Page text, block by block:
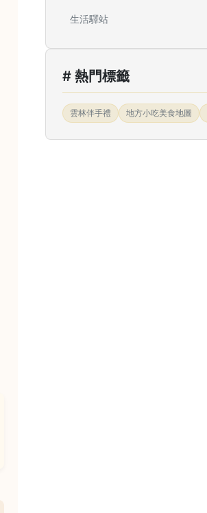
生活驛站
# 熱門標籤
雲林伴手禮 地方小吃美食地圖